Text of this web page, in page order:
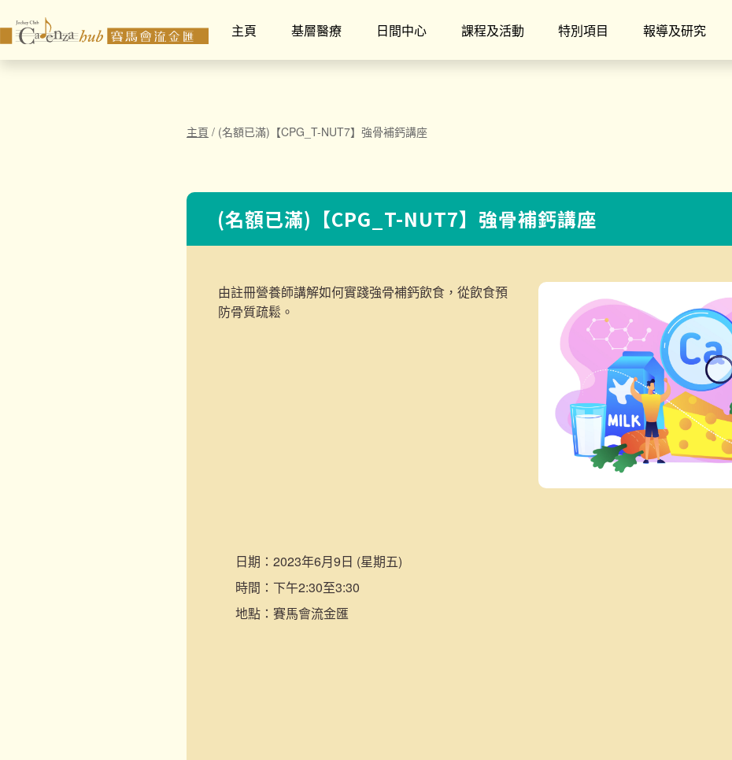
主頁 基層醫療 日間中心 課程及活動 特別項目 報導及研究
主頁 / (名額已滿)【CPG_T-NUT7】強骨補鈣講座
(名額已滿)【CPG_T-NUT7】強骨補鈣講座
由註冊營養師講解如何實踐強骨補鈣飲食，從飲食預
防骨質疏鬆。
日期： 2023年6月9日 (星期五)
時間： 下午2:30至3:30
地點： 賽馬會流金匯